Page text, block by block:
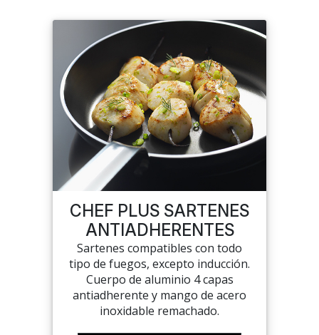
A MEDIDA
CHEF PLUS SARTENES
ANTIADHERENTES
Sartenes compatibles con todo
tipo de fuegos, excepto inducción.
Cuerpo de aluminio 4 capas
antiadherente y mango de acero
inoxidable remachado.